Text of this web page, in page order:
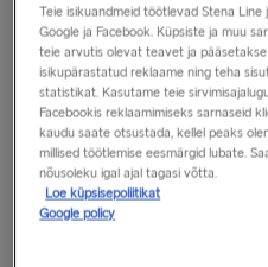
Laadimispunkte käsitlev
Belfast
Cairnryan(teenus on
Dublin
Fishguard
Frederikshavn
Teie isikuandmeid töötlevad Stena
Google ja Facebook. Küpsiste ja muu
teie arvutis olevat teavet ja
isikupärastatud reklaame ning teha
statistikat. Kasutame teie
Facebookis reklaamimiseks sarnaseid
kaudu saate otsustada, kellel peaks
millised töötlemise eesmärgid lubate.
nõusoleku igal ajal tagasi võtta.
Loe küpsisepoliitikat
Google policy